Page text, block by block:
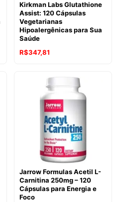
Kirkman Labs Glutathione
Assist: 120 Cápsulas
Vegetarianas
Hipoalergênicas para Sua
Saúde
R$347,81
Jarrow Formulas Acetil L-
Carnitina 250mg – 120
Cápsulas para Energia e
Foco